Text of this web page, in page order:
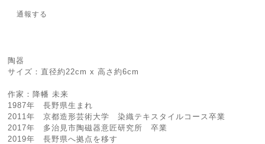
通報する
陶器
サイズ：直径約22cm x 高さ約6cm
作家：降幡 未来
1987年 長野県生まれ
2011年 京都造形芸術大学 染織テキスタイルコース卒業
2017年 多治見市陶磁器意匠研究所 卒業
2019年 長野県へ拠点を移す